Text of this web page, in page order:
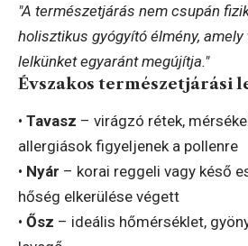
"A természetjárás nem csupán
holisztikus gyógyító élmény,
lelkünket egyaránt megújítja."
Évszakos természetjárási
• Tavasz – virágzó rétek,
allergiások figyeljenek a pollenre
• Nyár – korai reggeli vagy késő
hőség elkerülése végett
• Ősz – ideális hőmérséklet,